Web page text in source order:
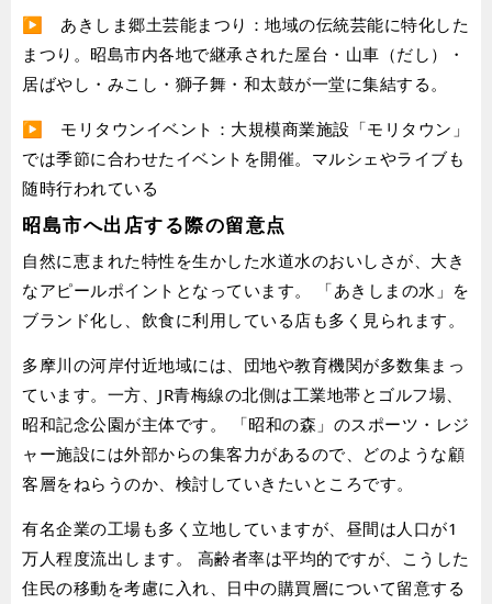
▶︎ あきしま郷土芸能まつり：地域の伝統芸能に特化した
まつり。昭島市内各地で継承された屋台・山車（だし）・
居ばやし・みこし・獅子舞・和太鼓が一堂に集結する。
▶︎ モリタウンイベント：大規模商業施設「モリタウン」
では季節に合わせたイベントを開催。マルシェやライブも
随時行われている
昭島市へ出店する際の留意点
自然に恵まれた特性を生かした水道水のおいしさが、大き
なアピールポイントとなっています。 「あきしまの水」を
ブランド化し、飲食に利用している店も多く見られます。
多摩川の河岸付近地域には、団地や教育機関が多数集まっ
ています。一方、JR青梅線の北側は工業地帯とゴルフ場、
昭和記念公園が主体です。 「昭和の森」のスポーツ・レジ
ャー施設には外部からの集客力があるので、どのような顧
客層をねらうのか、検討していきたいところです。
有名企業の工場も多く立地していますが、昼間は人口が1
万人程度流出します。 高齢者率は平均的ですが、こうした
住民の移動を考慮に入れ、日中の購買層について留意する